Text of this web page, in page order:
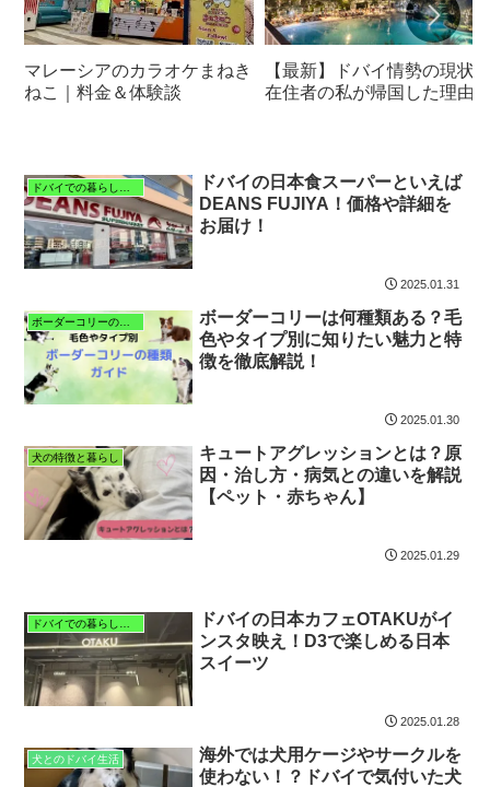
マレーシアのカラオケまねき
ねこ｜料金＆体験談
【最新】ドバイ情勢の現状
在住者の私が帰国した理由
ドバイの日本食スーパーといえば
DEANS FUJIYA！価格や詳細を
お届け！
2025.01.31
ボーダーコリーの特徴と暮らし
ボーダーコリーは何種類ある？毛
色やタイプ別に知りたい魅力と特
徴を徹底解説！
2025.01.30
犬の特徴と暮らし
キュートアグレッションとは？原
因・治し方・病気との違いを解説
【ペット・赤ちゃん】
2025.01.29
ドバイでの暮らしと子育て
ドバイの日本カフェOTAKUがイ
ンスタ映え！D3で楽しめる日本
スイーツ
2025.01.28
犬とのドバイ生活
海外では犬用ケージやサークルを
使わない！？ドバイで気付いた犬